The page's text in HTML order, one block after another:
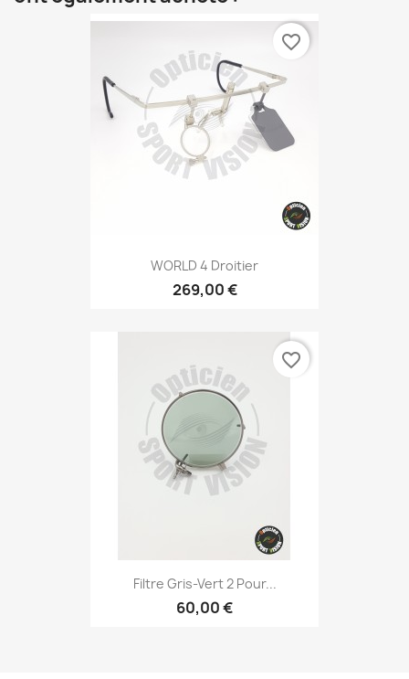
WORLD 4 Droitier
269,00 €
favorite_border
Filtre Gris-Vert 2 Pour...
60,00 €
favorite_border